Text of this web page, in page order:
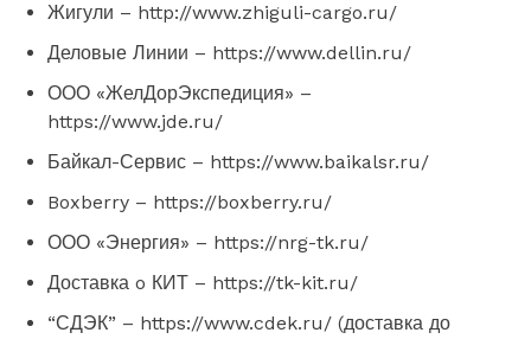
Жигули – http://www.zhiguli-cargo.ru/
Деловые Линии – https://www.dellin.ru/
ООО «ЖелДорЭкспедиция» –
https://www.jde.ru/
Байкал-Сервис – https://www.baikalsr.ru/
Boxberry – https://boxberry.ru/
ООО «Энергия» – https://nrg-tk.ru/
Доставка o КИТ – https://tk-kit.ru/
“СДЭК” – https://www.cdek.ru/ (доставка до